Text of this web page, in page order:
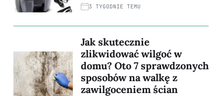
3 TYGODNIE TEMU
Jak skutecznie
zlikwidować wilgoć w
domu? Oto 7 sprawdzonych
sposobów na walkę z
zawilgoceniem ścian